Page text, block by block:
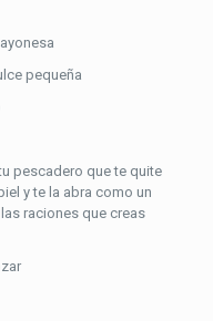
pequeña
pescadero que te quite
y te la abra como un
raciones que creas